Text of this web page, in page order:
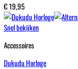
€19,95
Snel bekijken
Accessoires
Dukudu Horloge